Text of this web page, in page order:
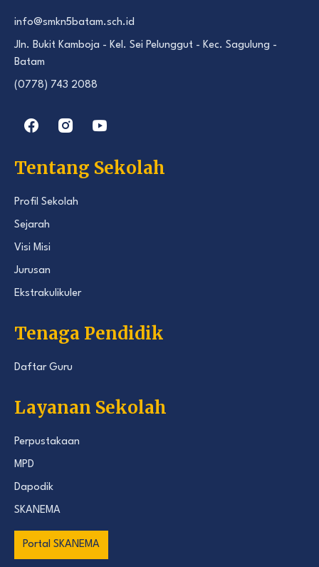
info@smkn5batam.sch.id
Jln. Bukit Kamboja - Kel. Sei Pelunggut - Kec. Sagulung -
Batam
(0778) 743 2088
Tentang Sekolah
Profil Sekolah
Sejarah
Visi Misi
Jurusan
Ekstrakulikuler
Tenaga Pendidik
Daftar Guru
Layanan Sekolah
Perpustakaan
MPD
Dapodik
SKANEMA
Portal SKANEMA